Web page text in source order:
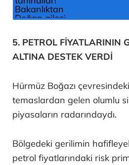
5. PETROL FİYATLARININ
ALTINA DESTEK VERDİ
Hürmüz Boğazı
temaslardan gelen olumlu
piyasaların radarındaydı.
Bölgedeki gerilimin
petrol fiyatlarındaki risk